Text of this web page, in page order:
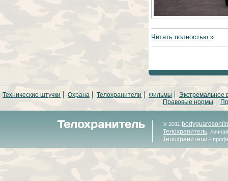
Читать полностью »
Технические штучки Охрана Телохранители Фильмы
Экстремальное
Правовые нормы
© 2011
Телохранитель ,
Телохранители -